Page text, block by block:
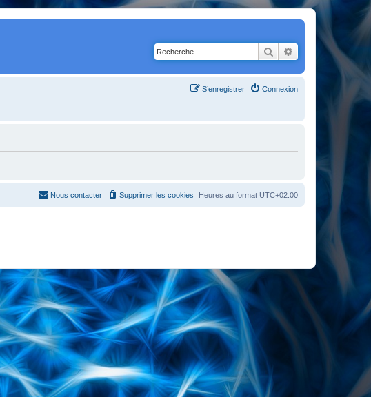
RechercherRecherche
Connexion
S’enregistrer
Heures au format UTC+02:00
Supprimer les cookies
Nous contacter